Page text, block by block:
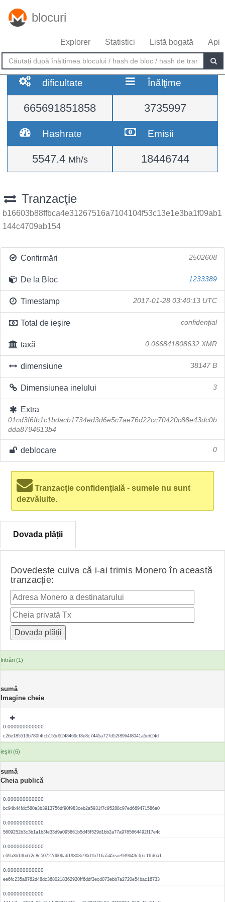
blocuri
Explorer Statistici Listă bogată Api
dificultate
665691851858
Înălţime
3735997
Hashrate
5547.4 Mh/s
Emisii
18446744
Tranzacţie
b16603b88ffbca4e31267516a7104104f53c13e1e3ba1f09ab1
144c4709ab154
Confirmări 2502608
De la Bloc 1233389
Timestamp 2017-01-28 03:40:13 UTC
Total de ieșire confidențial
taxă 0.066841808632 XMR
dimensiune 38147 B
Dimensiunea inelului 3
Extra
01cd3f6fb1c1bdacb1734ed3d6e5c7ae76d22cc70420c88e43dc0b
dda8794613b4
deblocare 0
Tranzacție confidențială - sumele nu sunt
dezvăluite.
Dovada plății
Dovedește cuiva că i-ai trimis Monero în această
tranzacție:
Intrări (1)
sumă
Imagine cheie
0.000000000000
c26e185513b780f4fcb155d5248469cf8e8c7445a727d52f8964f8041a5eb24d
ieşiri (6)
sumă
Cheia publică
0.000000000000
bc94b44fdc580a3b3913756df90f983ceb2a5931f7c95288c97ed669471586a0
0.000000000000
5609252b3c3b1a1b3fe33d9a095661b5d45f529d1bb2a77a9765664492f17e4c
0.000000000000
c69a3b13bd72c8c50727d606a619803c90d1b716a545eae939649c67c1ffd6a1
0.000000000000
ee6fc235a8762d48dc3680218362920ff6ddf3ecd073ebb7a2720e54bac16733
0.000000000000